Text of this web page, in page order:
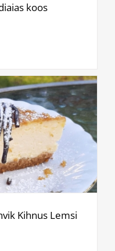
koos
Kihnus Lemsi